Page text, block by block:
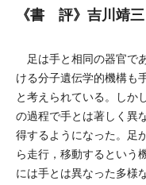
《書 評》吉川靖三
足は手と相同の器官で
ける分子遺伝学的機構も
と考えられている。しか
の過程で手とは著しく異
得するようになった。足
ら走行，移動するという
には手とは異なった多様